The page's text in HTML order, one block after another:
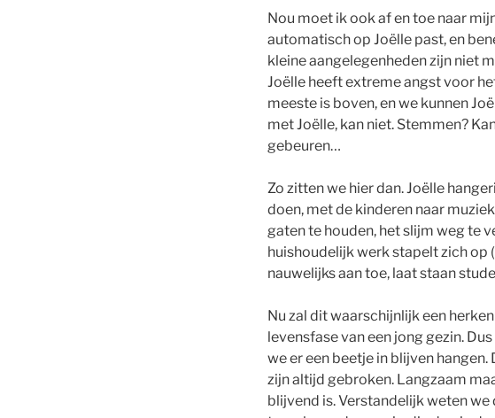
Nou moet ik ook af en toe naar
automatisch op Joëlle past, en
kleine aangelegenheden zijn niet
Joëlle heeft extreme angst voor
meeste is boven, en we kunnen
met Joëlle, kan niet. Stemmen?
gebeuren…
Zo zitten we hier dan. Joëlle
doen, met de kinderen naar
gaten te houden, het slijm weg te
huishoudelijk werk stapelt zich
nauwelijks aan toe, laat staan
Nu zal dit waarschijnlijk een
levensfase van een jong gezin.
we er een beetje in blijven
zijn altijd gebroken. Langzaam
blijvend is. Verstandelijk weten